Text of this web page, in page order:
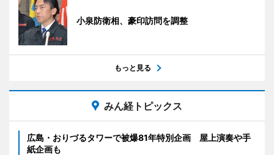
小泉防衛相、豪印訪問を調整
もっと見る
みん経トピックス
広島・おりづるタワーで被爆81年特別企画 屋上演奏や手
紙企画も